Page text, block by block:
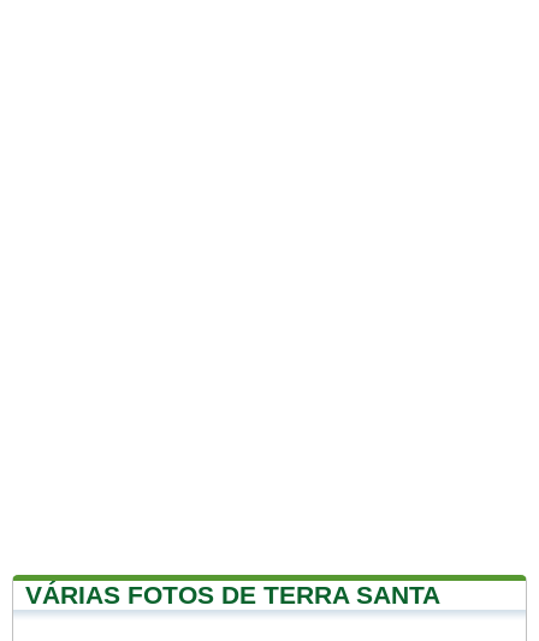
VÁRIAS FOTOS DE TERRA SANTA